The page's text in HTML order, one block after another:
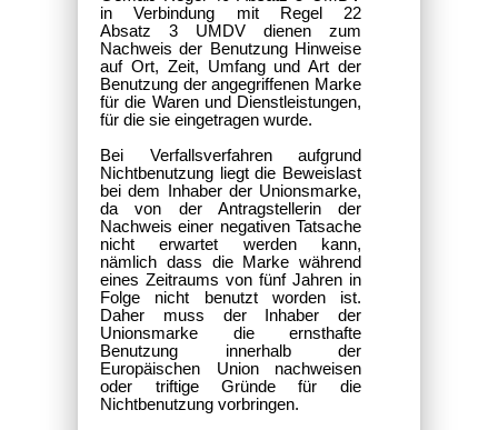
in Verbindung mit Regel 22
Absatz 3 UMDV dienen zum
Nachweis der Benutzung Hinweise
auf Ort, Zeit, Umfang und Art der
Benutzung der angegriffenen Marke
für die Waren und Dienstleistungen,
für die sie eingetragen wurde.
Bei Verfallsverfahren aufgrund
Nichtbenutzung liegt die Beweislast
bei dem Inhaber der Unionsmarke,
da von der Antragstellerin der
Nachweis einer negativen Tatsache
nicht erwartet werden kann,
nämlich dass die Marke während
eines Zeitraums von fünf Jahren in
Folge nicht benutzt worden ist.
Daher muss der Inhaber der
Unionsmarke die ernsthafte
Benutzung innerhalb der
Europäischen Union nachweisen
oder triftige Gründe für die
Nichtbenutzung vorbringen.